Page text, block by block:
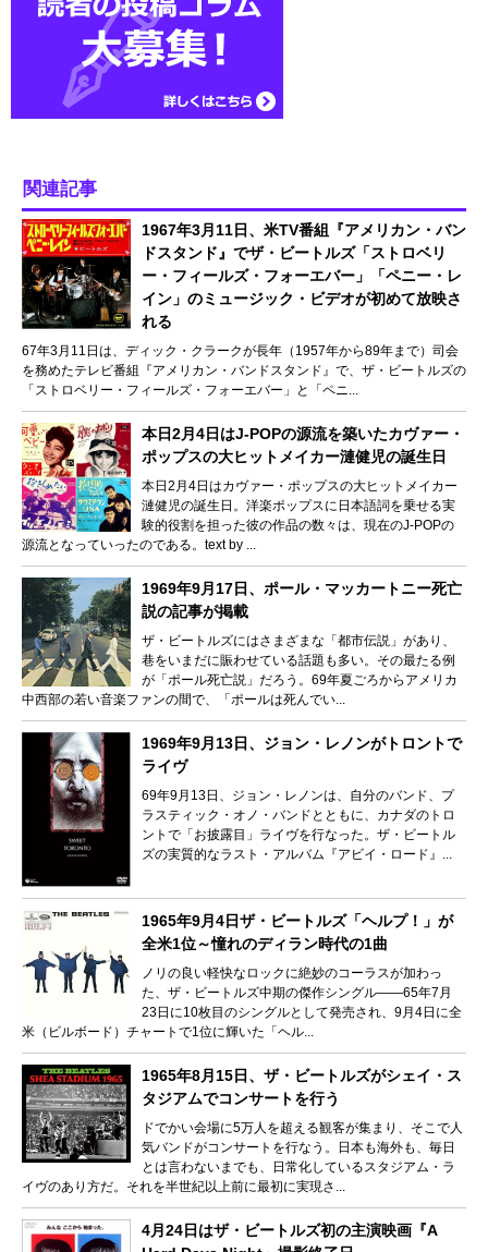
関連記事
1967年3月11日、米TV番組『アメリカン・バン
ドスタンド』でザ・ビートルズ「ストロベリ
ー・フィールズ・フォーエバー」「ペニー・レ
イン」のミュージック・ビデオが初めて放映さ
れる
67年3月11日は、ディック・クラークが長年（1957年から89年まで）司会
を務めたテレビ番組『アメリカン・バンドスタンド』で、ザ・ビートルズの
「ストロベリー・フィールズ・フォーエバー」と「ペニ...
本日2月4日はJ-POPの源流を築いたカヴァー・
ポップスの大ヒットメイカー漣健児の誕生日
本日2月4日はカヴァー・ポップスの大ヒットメイカー
漣健児の誕生日。洋楽ポップスに日本語詞を乗せる実
験的役割を担った彼の作品の数々は、現在のJ-POPの
源流となっていったのである。text by ...
1969年9月17日、ポール・マッカートニー死亡
説の記事が掲載
ザ・ビートルズにはさまざまな「都市伝説」があり、
巷をいまだに賑わせている話題も多い。その最たる例
が「ポール死亡説」だろう。69年夏ごろからアメリカ
中西部の若い音楽ファンの間で、「ポールは死んでい...
1969年9月13日、ジョン・レノンがトロントで
ライヴ
69年9月13日、ジョン・レノンは、自分のバンド、プ
ラスティック・オノ・バンドとともに、カナダのトロ
ントで「お披露目」ライヴを行なった。ザ・ビートル
ズの実質的なラスト・アルバム『アビイ・ロード』...
1965年9月4日ザ・ビートルズ「ヘルプ！」が
全米1位～憧れのディラン時代の1曲
ノリの良い軽快なロックに絶妙のコーラスが加わっ
た、ザ・ビートルズ中期の傑作シングル――65年7月
23日に10枚目のシングルとして発売され、9月4日に全
米（ビルボード）チャートで1位に輝いた「ヘル...
1965年8月15日、ザ・ビートルズがシェイ・ス
タジアムでコンサートを行う
ドでかい会場に5万人を超える観客が集まり、そこで人
気バンドがコンサートを行なう。日本も海外も、毎日
とは言わないまでも、日常化しているスタジアム・ラ
イヴのあり方だ。それを半世紀以上前に最初に実現さ...
4月24日はザ・ビートルズ初の主演映画『A